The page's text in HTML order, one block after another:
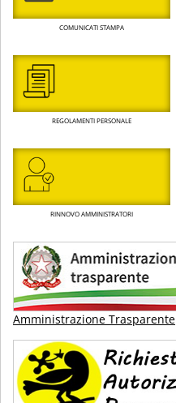
COMUNICATI STAMPA
REGOLAMENTI PERSONALE
RINNOVO AMMINISTRATORI
Amministrazione Trasparente